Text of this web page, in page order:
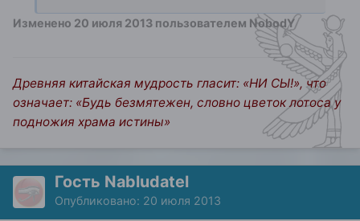
Изменено 20 июля 2013 пользователем NobodY
Древняя китайская мудрость гласит: «НИ СЫ!», что
означает: «Будь безмятежен, словно цветок лотоса у
подножия храма истины»
Гость Nabludatel
Опубликовано: 20 июля 2013